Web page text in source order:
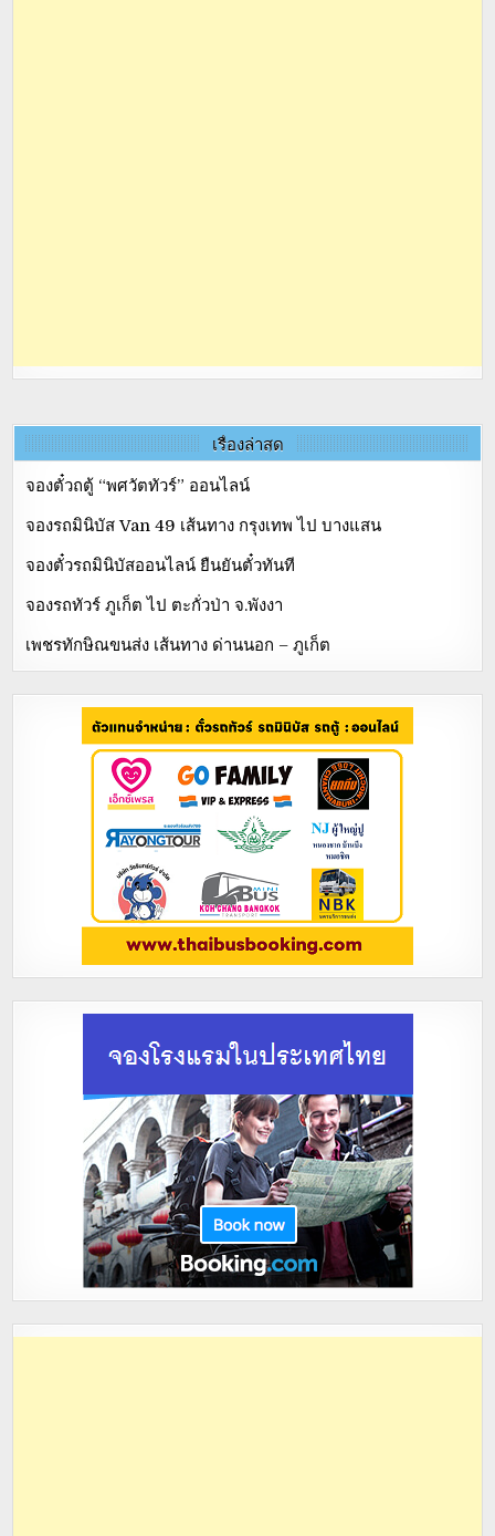
เรื่องล่าสุด
จองตั๋วถตู้ “พศวัตทัวร์” ออนไลน์
จองรถมินิบัส Van 49 เส้นทาง กรุงเทพ ไป บางแสน
จองตั๋วรถมินิบัสออนไลน์ ยืนยันตั๋วทันที
จองรถทัวร์ ภูเก็ต ไป ตะกั่วป่า จ.พังงา
เพชรทักษิณขนส่ง เส้นทาง ด่านนอก – ภูเก็ต